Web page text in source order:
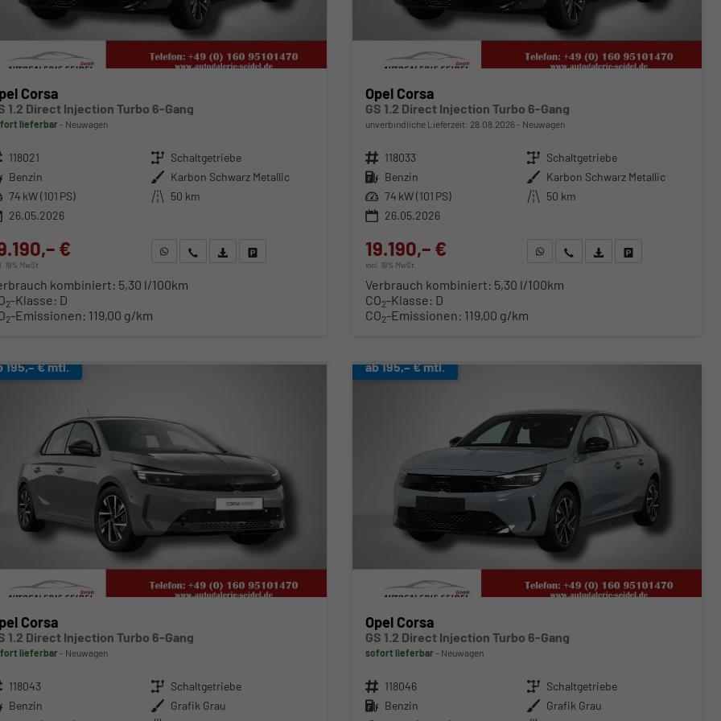
Corsa
1.2 Direct Injection Turbo 6-Gang
lieferbar Neuwagen
118021 Getriebe Schaltgetriebe
Benzin Außenfarbe Karbon Schwarz Metallic
74 kW (101 PS) Kilometerstand 50 km
26.05.2026
€
19% MwSt.
WhatsApp anfragen
Wir rufen Sie anFahrzeugexposé (PDF)
kombiniert: 5,30 l/100km
2-Klasse: D
2-Emissionen: 119,00 g/km
Opel Corsa
GS 1.2 Direct Injection Turbo 6-Gang
unverbindliche Lieferzeit: 28.08.2026 Neuwagen
Fahrzeugnr. 118033 Getriebe Schaltgetriebe
Kraftstoff Benzin Außenfarbe Karbon Schwarz Metallic
Leistung 74 kW (101 PS) Kilometerstand 50 km
26.05.2026
19.190,– €
incl. 19% MwSt.
WhatsApp anfragen
Wir rufen Sie anFahrzeugexposé (PDF)
Fahrzeug parken
Verbrauch kombiniert: 5,30 l/100km
CO2-Klasse: D
CO2-Emissionen: 119,00 g/km
195,– € mtl.
Corsa
1.2 Direct Injection Turbo 6-Gang
lieferbar Neuwagen
118043 Getriebe Schaltgetriebe
Benzin Außenfarbe Grafik Grau
ab 195,– € mtl.
Opel Corsa
GS 1.2 Direct Injection Turbo 6-Gang
sofort lieferbar Neuwagen
Fahrzeugnr. 118046 Getriebe Schaltgetriebe
Kraftstoff Benzin Außenfarbe Grafik Grau